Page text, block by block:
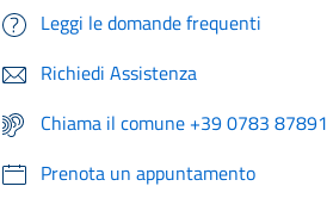
Leggi le domande frequenti
Richiedi Assistenza
Chiama il comune +39 0783 87891
Prenota un appuntamento